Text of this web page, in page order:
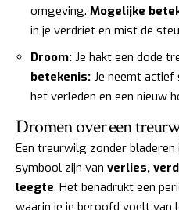
omgeving. Mogelijke
in je verdriet en mist de
Droom: Je hakt een dode
betekenis: Je neemt actief
het verleden en een nieuw
Dromen over een
Een treurwilg zonder
symbool zijn van verlies,
leegte. Het benadrukt een
waarin je je beroofd voelt van